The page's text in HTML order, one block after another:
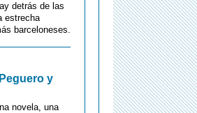
detrás de las
estrecha
barceloneses.
y
novela, una